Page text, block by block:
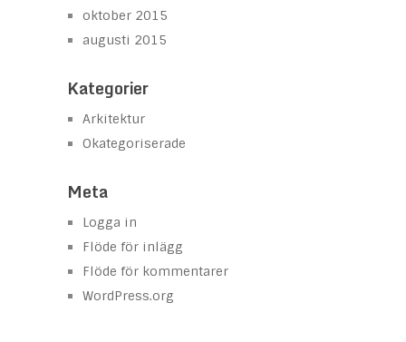
oktober 2015
augusti 2015
Kategorier
Arkitektur
Okategoriserade
Meta
Logga in
Flöde för inlägg
Flöde för kommentarer
WordPress.org